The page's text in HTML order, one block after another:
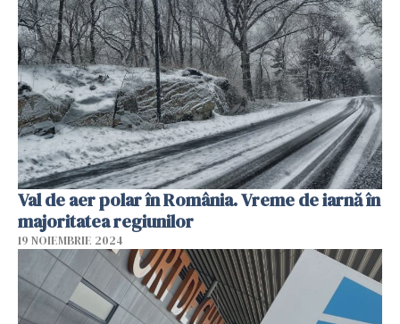
Val de aer polar în România. Vreme de iarnă în
majoritatea regiunilor
19 NOIEMBRIE 2024